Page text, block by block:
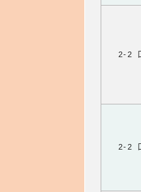
2-2
2-2